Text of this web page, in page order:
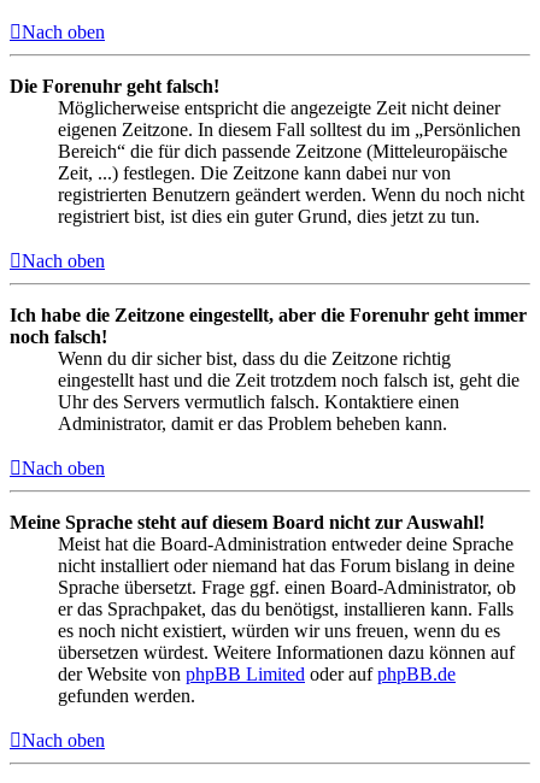
Nach oben
Die Forenuhr geht falsch!
Möglicherweise entspricht die angezeigte Zeit nicht deiner
eigenen Zeitzone. In diesem Fall solltest du im „Persönlichen
Bereich“ die für dich passende Zeitzone (Mitteleuropäische
Zeit, ...) festlegen. Die Zeitzone kann dabei nur von
registrierten Benutzern geändert werden. Wenn du noch nicht
registriert bist, ist dies ein guter Grund, dies jetzt zu tun.
Nach oben
Ich habe die Zeitzone eingestellt, aber die Forenuhr geht immer
noch falsch!
Wenn du dir sicher bist, dass du die Zeitzone richtig
eingestellt hast und die Zeit trotzdem noch falsch ist, geht die
Uhr des Servers vermutlich falsch. Kontaktiere einen
Administrator, damit er das Problem beheben kann.
Nach oben
Meine Sprache steht auf diesem Board nicht zur Auswahl!
Meist hat die Board-Administration entweder deine Sprache
nicht installiert oder niemand hat das Forum bislang in deine
Sprache übersetzt. Frage ggf. einen Board-Administrator, ob
er das Sprachpaket, das du benötigst, installieren kann. Falls
es noch nicht existiert, würden wir uns freuen, wenn du es
übersetzen würdest. Weitere Informationen dazu können auf
der Website von phpBB Limited oder aufphpBB.de
gefunden werden.
Nach oben